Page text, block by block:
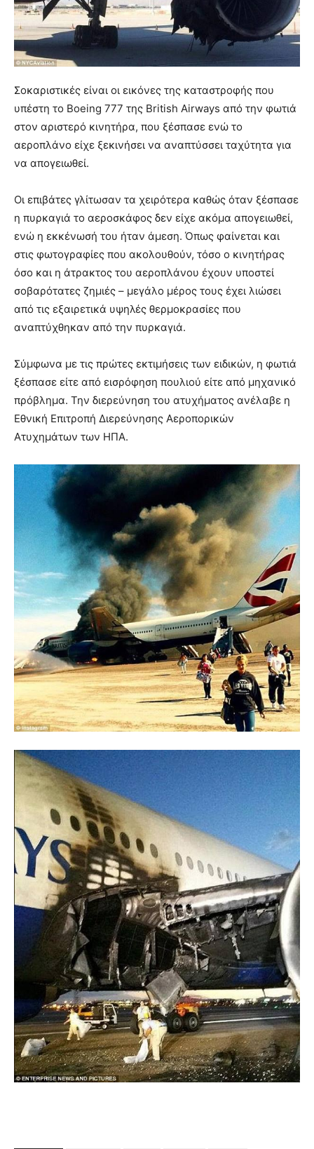
Σοκαριστικές είναι οι εικόνες της καταστροφής που
υπέστη το Boeing 777 της British Airways από την φωτιά
στον αριστερό κινητήρα, που ξέσπασε ενώ το
αεροπλάνο είχε ξεκινήσει να αναπτύσσει ταχύτητα για
να απογειωθεί.
Οι επιβάτες γλίτωσαν τα χειρότερα καθώς όταν ξέσπασε
η πυρκαγιά το αεροσκάφος δεν είχε ακόμα απογειωθεί,
ενώ η εκκένωσή του ήταν άμεση. Όπως φαίνεται και
στις φωτογραφίες που ακολουθούν, τόσο ο κινητήρας
όσο και η άτρακτος του αεροπλάνου έχουν υποστεί
σοβαρότατες ζημιές – μεγάλο μέρος τους έχει λιώσει
από τις εξαιρετικά υψηλές θερμοκρασίες που
αναπτύχθηκαν από την πυρκαγιά.
Σύμφωνα με τις πρώτες εκτιμήσεις των ειδικών, η φωτιά
ξέσπασε είτε από εισρόφηση πουλιού είτε από μηχανικό
πρόβλημα. Την διερεύνηση του ατυχήματος ανέλαβε η
Εθνική Επιτροπή Διερεύνησης Αεροπορικών
Ατυχημάτων των ΗΠΑ.